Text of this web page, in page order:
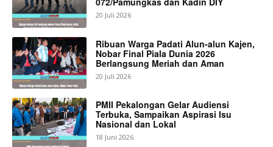
20 Juli 2026
Ribuan Warga Padati Alun-alun Kajen,
Nobar Final Piala Dunia 2026
Berlangsung Meriah dan Aman
20 Juli 2026
PMII Pekalongan Gelar Audiensi
Terbuka, Sampaikan Aspirasi Isu
Nasional dan Lokal
18 Juni 2026